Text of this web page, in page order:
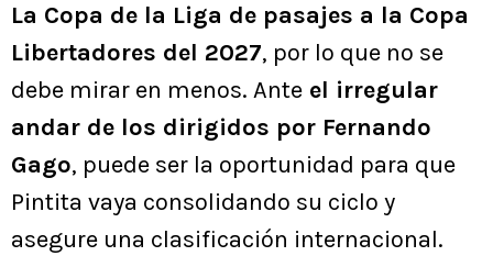
La Copa de la Liga de pasajes a la Copa
Libertadores del 2027, por lo que no se
debe mirar en menos. Ante el irregular
andar de los dirigidos por Fernando
Gago, puede ser la oportunidad para que
Pintita vaya consolidando su ciclo y
asegure una clasificación internacional.